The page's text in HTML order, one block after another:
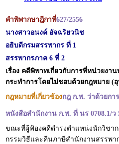
คำพิพากษาฎีกาที่627/2556
นางสาวอนงค์ อัจฉริยวนิช
อธิบดีกรมสรรพากร ที่ 1
สรรพากรภาค 6 ที่ 2
เรื่อง คดีพิพาทเกี่ยวกับการที่หน่วยงา
กระทำการโดยไม่ชอบด้วยกฎหมาย (
กฎหมายที่เกี่ยวข้องกฎ ก.พ. ว่าด้วยกา
หนังสือสำนักงาน ก.พ. ที่ นร 0708.1/ว
ขณะที่ผู้ฟ้องคดีดำรงตำแหน่งนักวิชา
กรรมวิธีและคืนภาษีสำนักงานสรรพ